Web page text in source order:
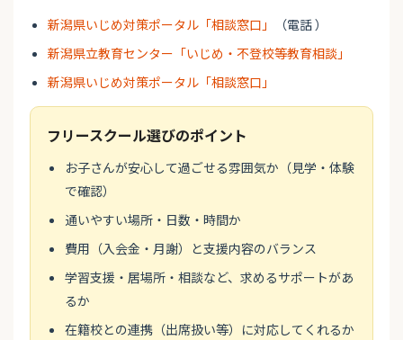
新潟県いじめ対策ポータル「相談窓口」
（電話 ）
新潟県立教育センター「いじめ・不登校等教育相談」
新潟県いじめ対策ポータル「相談窓口」
フリースクール選びのポイント
お子さんが安心して過ごせる雰囲気か（見学・体験
で確認）
通いやすい場所・日数・時間か
費用（入会金・月謝）と支援内容のバランス
学習支援・居場所・相談など、求めるサポートがあ
るか
在籍校との連携（出席扱い等）に対応してくれるか